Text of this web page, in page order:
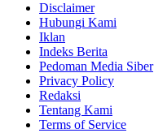
Disclaimer
Hubungi Kami
Iklan
Indeks Berita
Pedoman Media Siber
Privacy Policy
Redaksi
Tentang Kami
Terms of Service